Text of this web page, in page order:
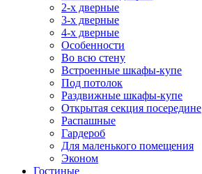
2-х дверные
3-х дверные
4-х дверные
Особенности
Во всю стену
Встроенные шкафы-купе
Под потолок
Раздвижные шкафы-купе
Открытая секция посередине
Распашные
Гардероб
Для маленького помещения
Эконом
Гостиные